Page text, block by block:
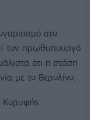
στο
τον πρωθυπουργό
ότι η στάση
με το Βερολίνο.
Κορυφής